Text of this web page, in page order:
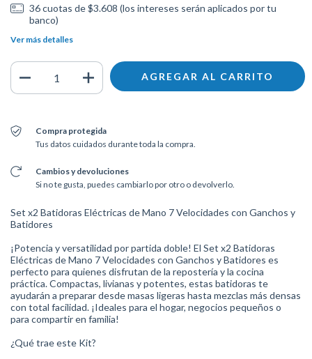
36cuotas de$3.608 (los intereses serán aplicados por tu
banco)
Ver más detalles
Compra protegida
Tus datos cuidados durante toda la compra.
Cambios y devoluciones
Si no te gusta, puedes cambiarlo por otro o devolverlo.
Set x2 Batidoras Eléctricas de Mano 7 Velocidades con Ganchos y
Batidores
¡Potencia y versatilidad por partida doble! El Set x2 Batidoras
Eléctricas de Mano 7 Velocidades con Ganchos y Batidores es
perfecto para quienes disfrutan de la repostería y la cocina
práctica. Compactas, livianas y potentes, estas batidoras te
ayudarán a preparar desde masas ligeras hasta mezclas más densas
con total facilidad. ¡Ideales para el hogar, negocios pequeños o
para compartir en familia!
¿Qué trae este Kit?